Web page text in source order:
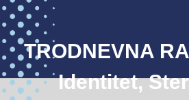
TRODNEVNA
Identitet,